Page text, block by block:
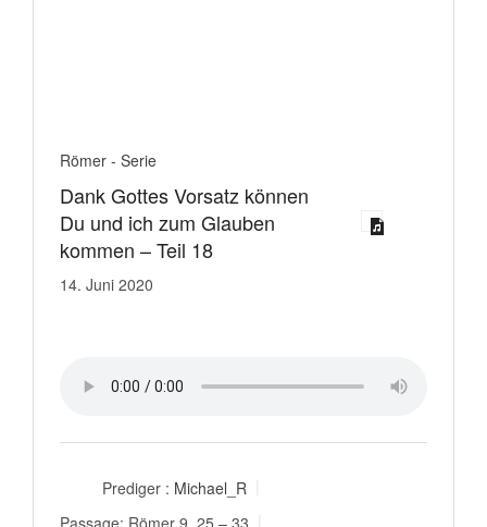
Römer - Serie
Dank Gottes Vorsatz können
Du und ich zum Glauben
kommen – Teil 18
14. Juni 2020
Prediger : Michael_R
Passage: Römer 9, 25 – 33